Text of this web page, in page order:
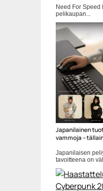
Need For Speed
pelikaupan...
autopelit
Japanilainen
vammoja –
Japanilaisen
tavoitteena on
Peliuutiset